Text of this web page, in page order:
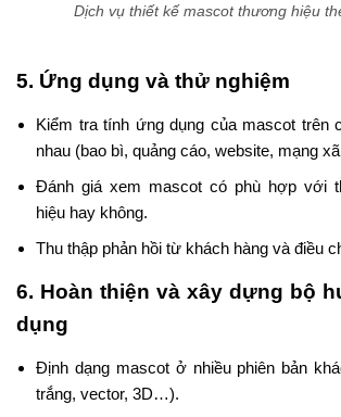
Dịch vụ thiết kế mascot thương hiệu
5. Ứng dụng và thử nghiệm
Kiểm tra tính ứng dụng của mascot trên
nhau (bao bì, quảng cáo, website, mạng
Đánh giá xem mascot có phù hợp với
hiệu hay không.
Thu thập phản hồi từ khách hàng và điều
6. Hoàn thiện và xây dựng bộ
dụng
Định dạng mascot ở nhiều phiên bản
trắng, vector, 3D…).